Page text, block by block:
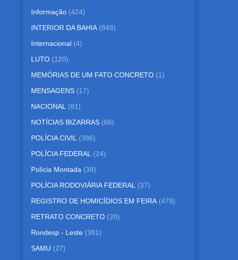
Informação (424)
INTERIOR DA BAHIA (848)
Internacional (4)
LUTO (120)
MEMÓRIAS DE UM FATO CONCRETO (1)
MENSAGENS (17)
NACIONAL (81)
NOTÍCIAS BIZARRAS (66)
POLÍCIA CIVIL (386)
POLÍCIA FEDERAL (24)
Polícia Montada (38)
POLÍCIA RODOVIÁRIA FEDERAL (37)
REGISTRO DE HOMICÍDIOS EM FEIRA (479)
RETRATO CONCRETO (20)
Rondesp - Leste (381)
SAMU (27)